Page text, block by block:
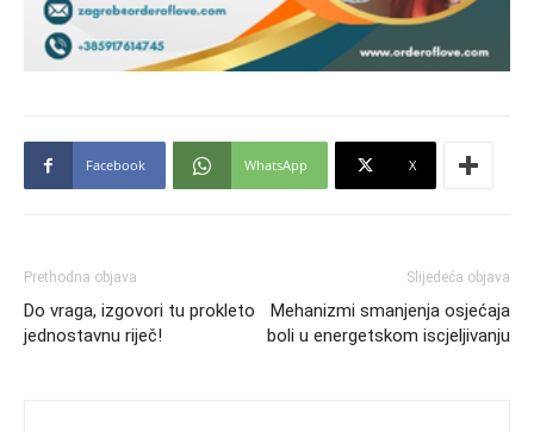
Facebook WhatsApp X
Prethodna objava
Do vraga, izgovori tu prokleto
jednostavnu riječ!
Slijedeća objava
Mehanizmi smanjenja osjećaja
boli u energetskom iscjeljivanju